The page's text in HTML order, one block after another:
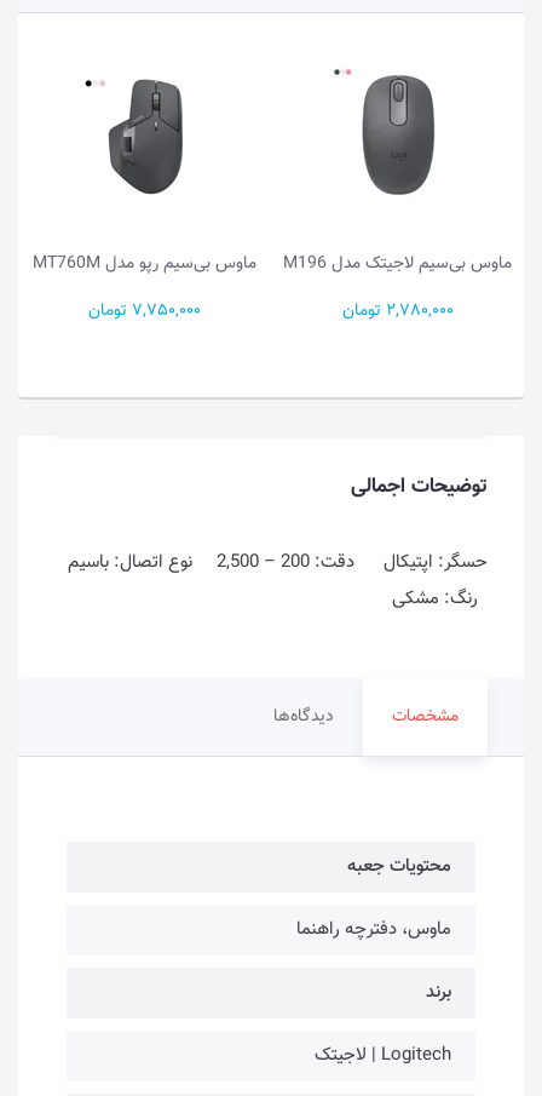
ماوس بی‌سیم لاجیتک مدل M196
2,780,000 تومان
ماوس بی‌سیم رپو مدل MT760M
7,750,000 تومان
توضیحات اجمالی
حسگر: اپتیکال دقت: 200 – 2,500 نوع اتصال: باسیم
رنگ: مشکی
مشخصات دیدگاه‌ها
محتویات جعبه
ماوس، دفترچه راهنما
برند
Logitech | لاجیتک